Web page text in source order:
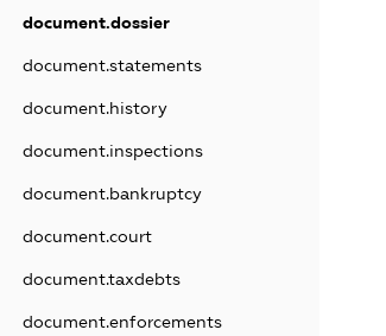
document.dossier
document.statements
document.history
document.inspections
document.bankruptcy
document.court
document.taxdebts
document.enforcements